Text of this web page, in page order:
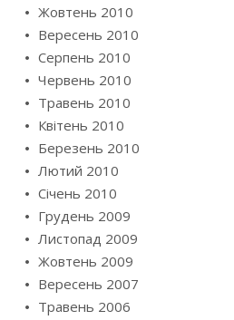
Жовтень 2010
Вересень 2010
Серпень 2010
Червень 2010
Травень 2010
Квітень 2010
Березень 2010
Лютий 2010
Січень 2010
Грудень 2009
Листопад 2009
Жовтень 2009
Вересень 2007
Травень 2006